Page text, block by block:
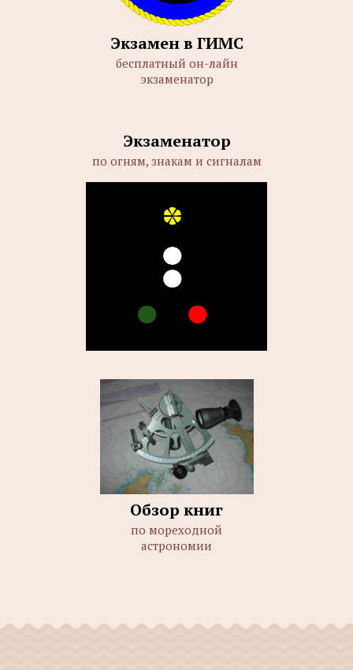
Экзамен в ГИМС
бесплатный он-лайн
экзаменатор
Экзаменатор
по огням, знакам и сигналам
Обзор книг
по мореходной
астрономии